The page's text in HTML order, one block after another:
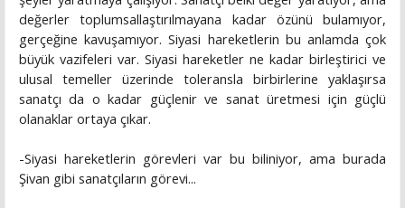
değerler toplumsallaştırılmayana kadar özünü bulamıyor,
gerçeğine kavuşamıyor. Siyasi hareketlerin bu anlamda çok
büyük vazifeleri var. Siyasi hareketler ne kadar birleştirici ve
ulusal temeller üzerinde toleransla birbirlerine yaklaşırsa
sanatçı da o kadar güçlenir ve sanat üretmesi için güçlü
olanaklar ortaya çıkar.
-Siyasi hareketlerin görevleri var bu biliniyor, ama burada
Şivan gibi sanatçıların görevi...